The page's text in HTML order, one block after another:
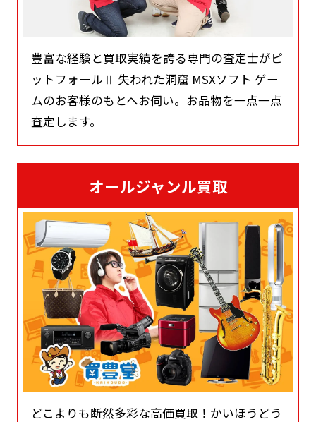
豊富な経験と買取実績を誇る専門の査定士がピ
ットフォールⅡ 失われた洞窟 MSXソフト ゲー
ムのお客様のもとへお伺い。お品物を一点一点
査定します。
オールジャンル買取
どこよりも断然多彩な高価買取！かいほうどう